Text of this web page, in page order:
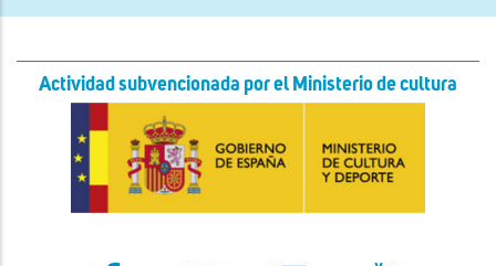
Actividad subvencionada por el Ministerio de cultura